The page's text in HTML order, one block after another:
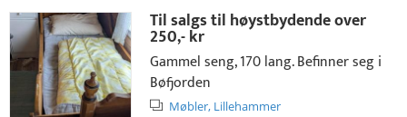
Til salgs til høystbydende over
250,- kr
Gammel seng, 170 lang. Befinner seg i
Bøfjorden
Møbler, Lillehammer